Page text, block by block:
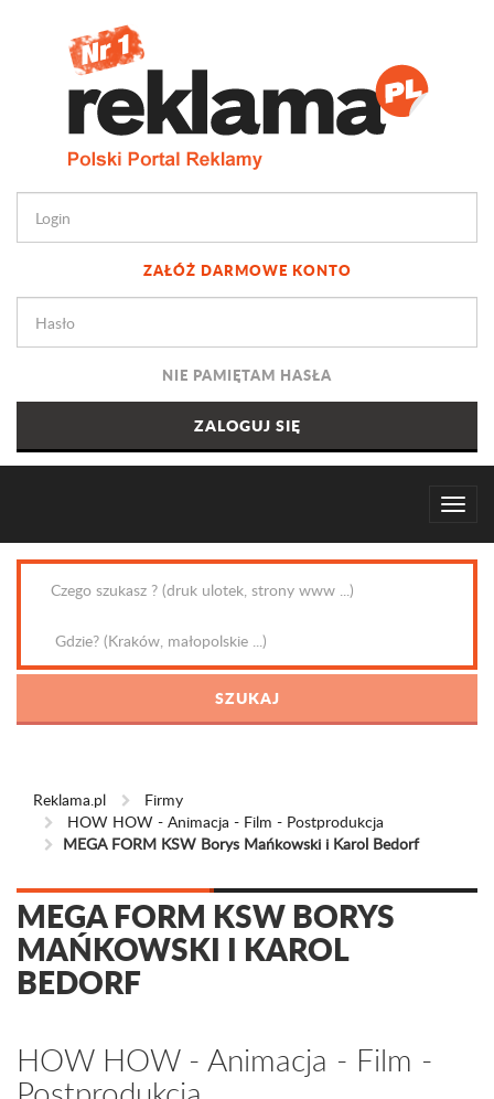
ZAŁÓŻ DARMOWE KONTO
NIE PAMIĘTAM HASŁA
Reklama.pl
Firmy
HOW HOW - Animacja - Film - Postprodukcja
MEGA FORM KSW Borys Mańkowski i Karol Bedorf
MEGA FORM KSW BORYS
MAŃKOWSKI I KAROL
BEDORF
HOW HOW - Animacja - Film -